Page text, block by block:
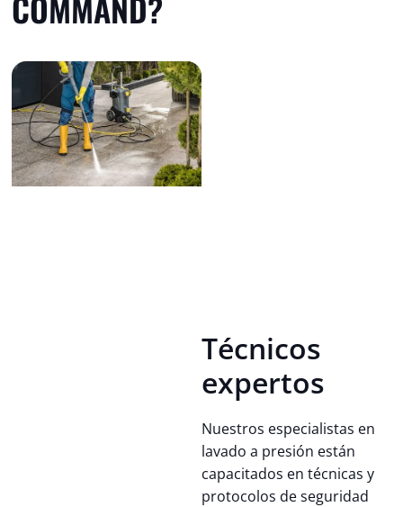
Técnicos
expertos
Nuestros especialistas en
lavado a presión están
capacitados en técnicas y
protocolos de seguridad